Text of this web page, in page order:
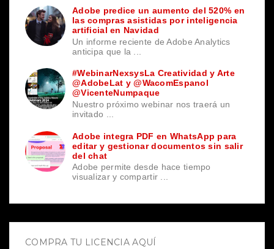
Adobe predice un aumento del 520% en
las compras asistidas por inteligencia
artificial en Navidad
Un informe reciente de Adobe Analytics
anticipa que la ...
#WebinarNexsysLa Creatividad y Arte
@AdobeLat y @WacomEspanol
@VicenteNumpaque
Nuestro próximo webinar nos traerá un
invitado ...
Adobe integra PDF en WhatsApp para
editar y gestionar documentos sin salir
del chat
Adobe permite desde hace tiempo
visualizar y compartir ...
COMPRA TU LICENCIA AQUÍ